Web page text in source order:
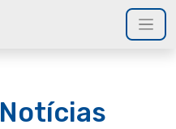
Notícias